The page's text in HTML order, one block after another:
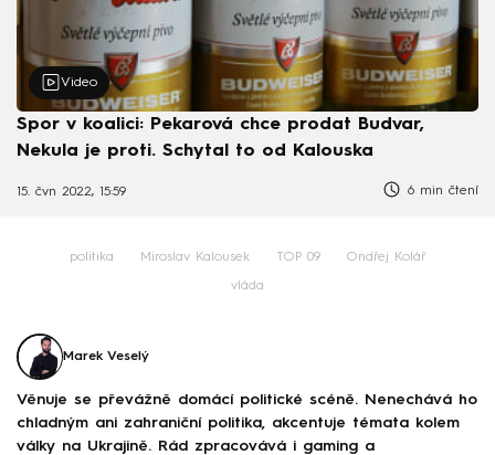
Video
Spor v koalici: Pekarová chce prodat Budvar,
Nekula je proti. Schytal to od Kalouska
15. čvn 2022, 15:59 6 min čtení
politika Miroslav Kalousek TOP 09 Ondřej Kolář
vláda
Marek Veselý
Věnuje se převážně domácí politické scéně. Nenechává ho
chladným ani zahraniční politika, akcentuje témata kolem
války na Ukrajině. Rád zpracovává i gaming a